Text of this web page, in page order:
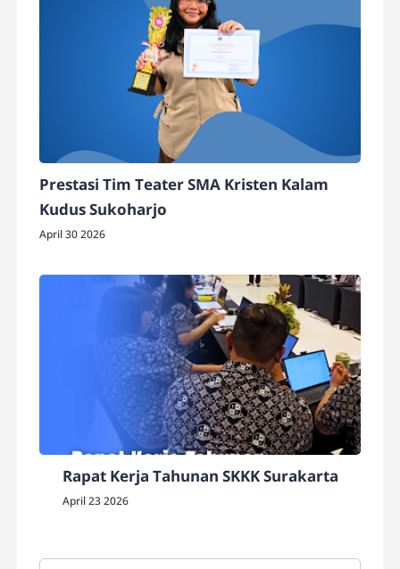
Prestasi Tim Teater SMA Kristen Kalam
Kudus Sukoharjo
April 30 2026
Rapat Kerja Tahunan SKKK Surakarta
April 23 2026